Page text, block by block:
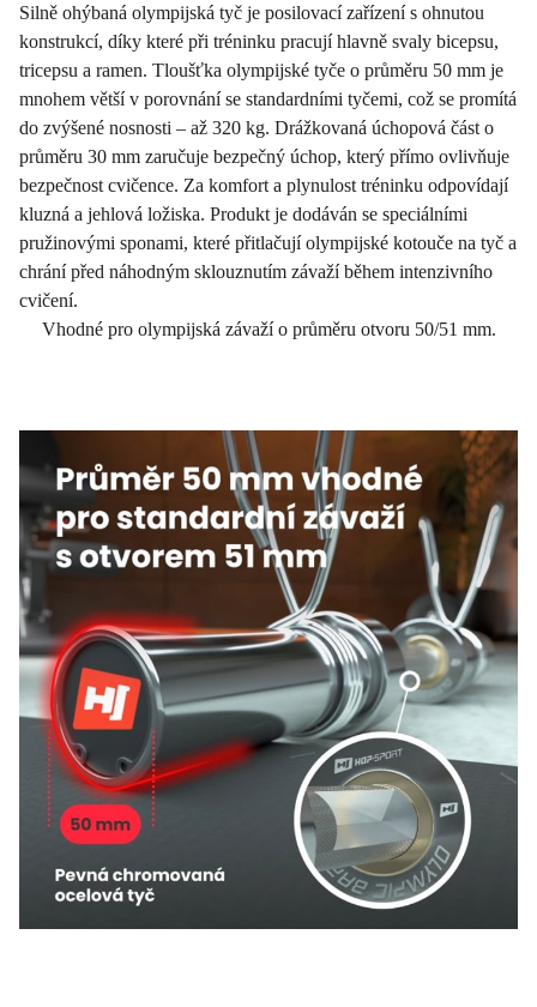
Silně ohýbaná olympijská tyč je posilovací zařízení s ohnutou
konstrukcí, díky které při tréninku pracují hlavně svaly bicepsu,
tricepsu a ramen. Tloušťka olympijské tyče o průměru 50 mm je
mnohem větší v porovnání se standardními tyčemi, což se promítá
do zvýšené nosnosti – až 320 kg. Drážkovaná úchopová část o
průměru 30 mm zaručuje bezpečný úchop, který přímo ovlivňuje
bezpečnost cvičence. Za komfort a plynulost tréninku odpovídají
kluzná a jehlová ložiska. Produkt je dodáván se speciálními
pružinovými sponami, které přitlačují olympijské kotouče na tyč a
chrání před náhodným sklouznutím závaží během intenzivního
cvičení.
Vhodné pro olympijská závaží o průměru otvoru 50/51 mm.